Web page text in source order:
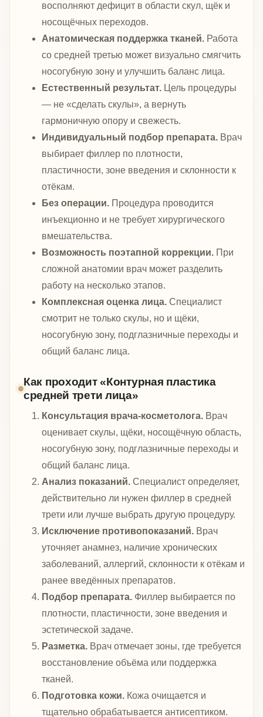
восполняют дефицит в области скул, щёк и
носощёчных переходов.
Анатомическая поддержка тканей. Работа
со средней третью может визуально смягчить
носогубную зону и улучшить баланс лица.
Естественный результат. Цель процедуры
— не «сделать скулы», а вернуть
гармоничную опору и свежесть.
Индивидуальный подбор препарата. Врач
выбирает филлер по плотности,
пластичности, зоне введения и склонности к
отёкам.
Без операции. Процедура проводится
инъекционно и не требует хирургического
вмешательства.
Возможность поэтапной коррекции. При
сложной анатомии врач может разделить
работу на несколько этапов.
Комплексная оценка лица. Специалист
смотрит не только скулы, но и щёки,
носогубную зону, подглазничные переходы и
общий баланс лица.
Как проходит «Контурная пластика
средней трети лица»
Консультация врача-косметолога. Врач
оценивает скулы, щёки, носощёчную область,
носогубную зону, подглазничные переходы и
общий баланс лица.
Анализ показаний. Специалист определяет,
действительно ли нужен филлер в средней
трети или лучше выбрать другую процедуру.
Исключение противопоказаний. Врач
уточняет анамнез, наличие хронических
заболеваний, аллергий, склонности к отёкам и
ранее введённых препаратов.
Подбор препарата. Филлер выбирается по
плотности, пластичности, зоне введения и
эстетической задаче.
Разметка. Врач отмечает зоны, где требуется
восстановление объёма или поддержка
тканей.
Подготовка кожи. Кожа очищается и
тщательно обрабатывается антисептиком.